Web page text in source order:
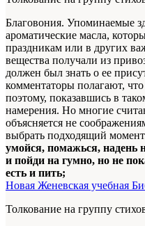
Благовония. Упоминаемые
ароматические масла,
праздникам или в других
вещества получали из
должен был знать о ее
комментаторы полагают,
поэтому, показавшись в
намерения. Но многие
объясняется не
выбрать подходящий
умойся, помажься, надень
и пойди на гумно, но не
есть и пить;
Новая Женевская учебная
Толкование на группу